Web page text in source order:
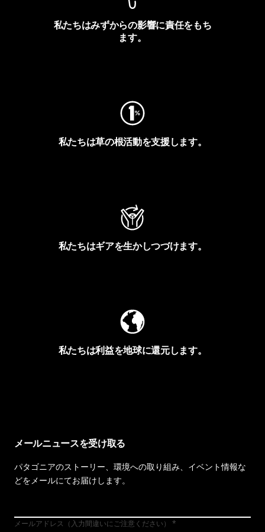
私たちはみずからの影響に責任をもち
ます。
私たちは草の根活動を支援します。
私たちはギアを生かしつづけます。
私たちは利益を地球に還元します。
メールニュースを受け取る
パタゴニアのストーリー、環境への取り組み、イベント情報な
どをメールにてお届けします。
メールアドレス（入力間違いにご注意ください）